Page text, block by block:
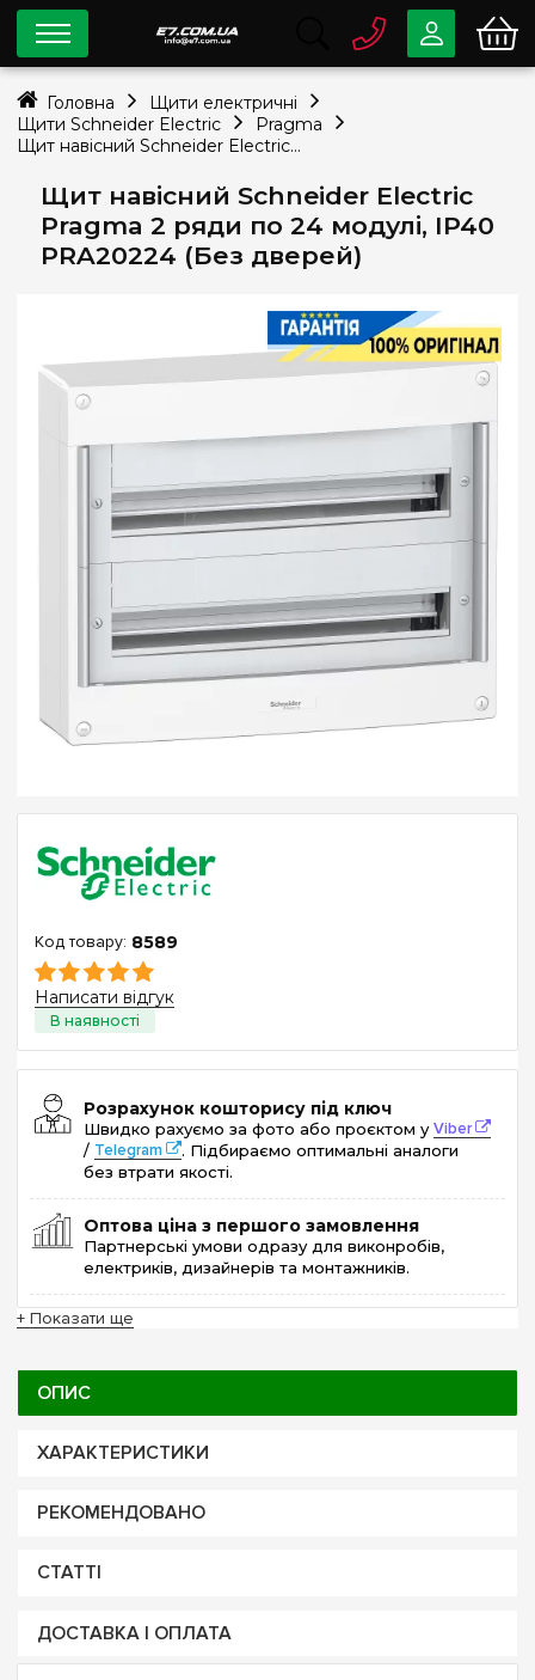
Щит навісний Schneider Electric
Pragma 2 ряди по 24 модулі, IP40
PRA20224 (Без дверей)
8589
Написати відгук
Розрахунок кошторису під ключ
Швидко рахуємо за фото або проєктом уViber
/ Telegram
. Підбираємо оптимальні аналоги
без втрати якості.
Оптова ціна з першого замовлення
Партнерські умови одразу для виконробів,
електриків, дизайнерів та монтажників.
+ Показати ще
ОПИС
ХАРАКТЕРИСТИКИ
РЕКОМЕНДОВАНО
СТАТТІ
ДОСТАВКА І ОПЛАТА
0 800
Безкоштовно
info@e7.com.ua
334-79-78
Viber Telegram
Головна
Щити електричні
Щити Schneider Electric
Pragma
Щит навісний Schneider Electric Pragma 2 ряди по 24 модулі, IP40 PRA20224 (Без дверей)